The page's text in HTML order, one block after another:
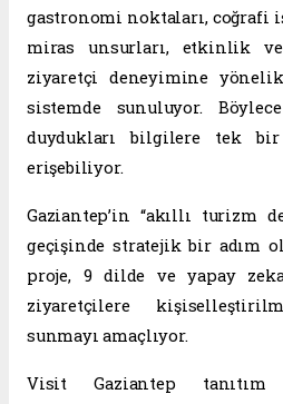
gastronomi noktaları, coğrafi
miras unsurları, etkinlik
ziyaretçi deneyimine
sistemde sunuluyor.
duydukları bilgilere tek bir
erişebiliyor.
Gaziantep’in “akıllı turizm
geçişinde stratejik bir adım
proje, 9 dilde ve yapay
ziyaretçilere
sunmayı amaçlıyor.
Visit Gaziantep tanıtım